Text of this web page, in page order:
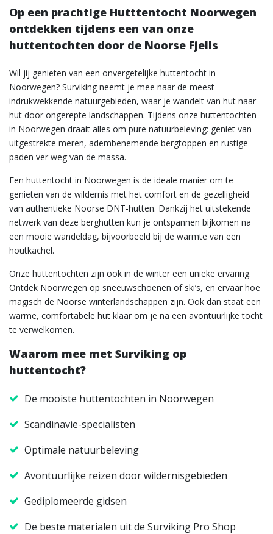
Op een prachtige Hutttentocht Noorwegen
ontdekken tijdens een van onze
huttentochten door de Noorse Fjells
Wil jij genieten van een onvergetelijke huttentocht in
Noorwegen? Surviking neemt je mee naar de meest
indrukwekkende natuurgebieden, waar je wandelt van hut naar
hut door ongerepte landschappen. Tijdens onze huttentochten
in Noorwegen draait alles om pure natuurbeleving: geniet van
uitgestrekte meren, adembenemende bergtoppen en rustige
paden ver weg van de massa.
Een huttentocht in Noorwegen is de ideale manier om te
genieten van de wildernis met het comfort en de gezelligheid
van authentieke Noorse DNT-hutten. Dankzij het uitstekende
netwerk van deze berghutten kun je ontspannen bijkomen na
een mooie wandeldag, bijvoorbeeld bij de warmte van een
houtkachel.
Onze huttentochten zijn ook in de winter een unieke ervaring.
Ontdek Noorwegen op sneeuwschoenen of ski’s, en ervaar hoe
magisch de Noorse winterlandschappen zijn. Ook dan staat een
warme, comfortabele hut klaar om je na een avontuurlijke tocht
te verwelkomen.
Waarom mee met Surviking op
huttentocht?
De mooiste huttentochten in Noorwegen
Scandinavië-specialisten
Optimale natuurbeleving
Avontuurlijke reizen door wildernisgebieden
Gediplomeerde gidsen
De beste materialen uit de Surviking Pro Shop